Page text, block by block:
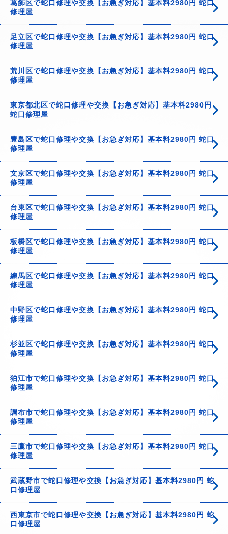
葛飾区で蛇口修理や交換【お急ぎ対応】基本料2980円 蛇口
修理屋
足立区で蛇口修理や交換【お急ぎ対応】基本料2980円 蛇口
修理屋
荒川区で蛇口修理や交換【お急ぎ対応】基本料2980円 蛇口
修理屋
東京都北区で蛇口修理や交換【お急ぎ対応】基本料2980円
蛇口修理屋
豊島区で蛇口修理や交換【お急ぎ対応】基本料2980円 蛇口
修理屋
文京区で蛇口修理や交換【お急ぎ対応】基本料2980円 蛇口
修理屋
台東区で蛇口修理や交換【お急ぎ対応】基本料2980円 蛇口
修理屋
板橋区で蛇口修理や交換【お急ぎ対応】基本料2980円 蛇口
修理屋
練馬区で蛇口修理や交換【お急ぎ対応】基本料2980円 蛇口
修理屋
中野区で蛇口修理や交換【お急ぎ対応】基本料2980円 蛇口
修理屋
杉並区で蛇口修理や交換【お急ぎ対応】基本料2980円 蛇口
修理屋
狛江市で蛇口修理や交換【お急ぎ対応】基本料2980円 蛇口
修理屋
調布市で蛇口修理や交換【お急ぎ対応】基本料2980円 蛇口
修理屋
三鷹市で蛇口修理や交換【お急ぎ対応】基本料2980円 蛇口
修理屋
武蔵野市で蛇口修理や交換【お急ぎ対応】基本料2980円 蛇
口修理屋
西東京市で蛇口修理や交換【お急ぎ対応】基本料2980円 蛇
口修理屋